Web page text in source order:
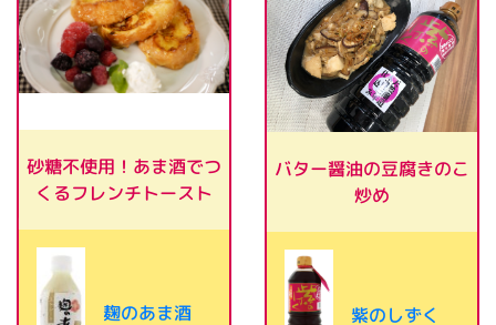
砂糖不使用！あま酒でつ
くるフレンチトースト
麹のあま酒
バター醤油の豆腐きのこ
炒め
紫のしずく